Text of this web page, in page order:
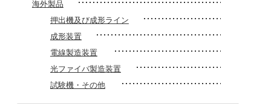
海外製品
押出機及び成形ライン
成形装置
電線製造装置
光ファイバ製造装置
試験機・その他